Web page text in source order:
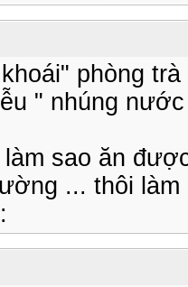
phòng
" nhúng
sao ăn
... thôi